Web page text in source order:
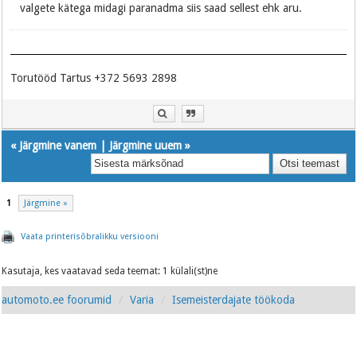
valgete kätega midagi paranadma siis saad sellest ehk aru.
Torutööd Tartus +372 5693 2898
« Järgmine vanem Järgmine uuem »
1 Järgmine »
Vaata printerisõbralikku versiooni
Kasutaja, kes vaatavad seda teemat: 1 külali(st)ne
automoto.ee foorumid Varia Isemeisterdajate töökoda